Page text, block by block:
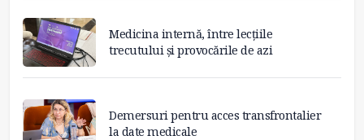
Medicina internă, între lecțiile
trecutului și provocările de azi
Demersuri pentru acces transfrontalier
la date medicale